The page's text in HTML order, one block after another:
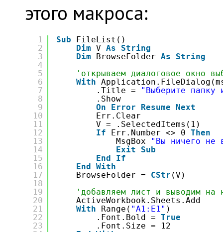
этого макроса:
1
2
3
4
5
6
7
8
9
10
11
12
13
14
15
16
17
18
19
20
21
22
23
Sub
FileList()
Dim V As
String
Dim
BrowseFolder As
String
'открываем диалоговое окно
With
.Title =
"Выберите папку
.Show
On
Error Resume
Next
Err.Clear
V = .SelectedItems(1)
If
Err.Number <> 0 Then
MsgBox
"Вы ничего не
Exit
Sub
End
If
End With
BrowseFolder = CStr (V)
'добавляем лист и выводим на
ActiveWorkbook.Sheets.Add
With
Range( "A1:E1" )
.Font.Bold = True
.Font.Size = 12